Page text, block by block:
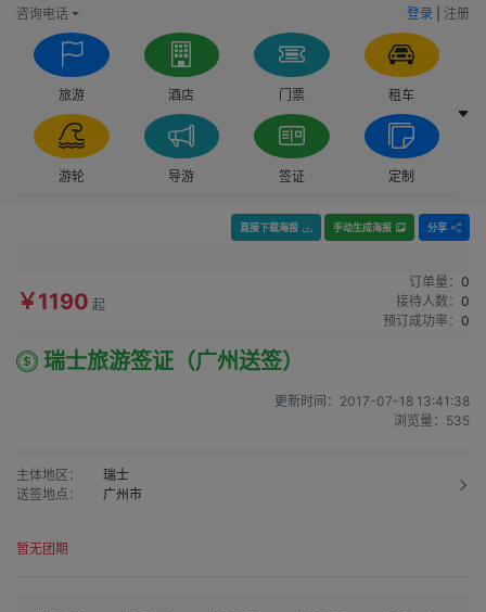
咨询电话 登录 注册
旅游 酒店 门票 租车
游轮 导游 签证 定制
直接下载海报 手动生成海报 分享
￥1190 起
订单量： 0
接待人数： 0
预订成功率： 0
瑞士旅游签证（广州送签）
更新时间： 2017-07-18 13:41:38
浏览量： 535
主体地区：
瑞士
送签地点：
广州市
暂无团期